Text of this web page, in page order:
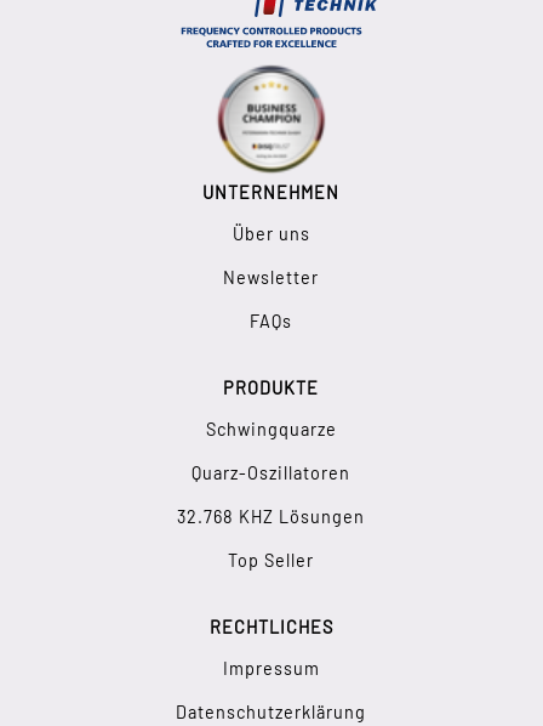
UNTERNEHMEN
Über uns
Newsletter
FAQs
PRODUKTE
Schwingquarze
Quarz-Oszillatoren
32.768 KHZ Lösungen
Top Seller
RECHTLICHES
Impressum
Datenschutzerklärung